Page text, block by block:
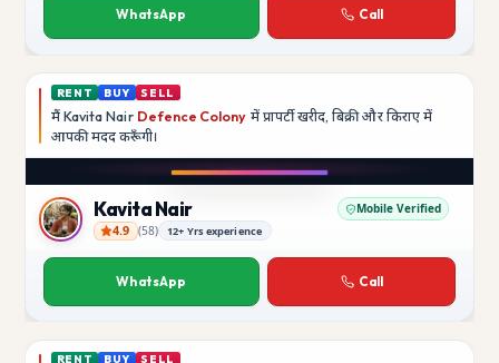
WhatsApp Call
RENT BUY SELL
मैं Kavita Nair Defence Colony में प्रापर्टी खरीद, बिक्री और किराए में
आपकी मददकरूँगी।
Kavita Nair
Kavita Nair Mobile Verified
4.9 (58) 12+ Yrs experience
WhatsApp Call
RENT BUY SELL